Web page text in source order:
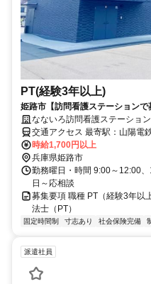
PT(経験3年以上)
姫路市【訪問看護ステーション
調、業務拡大／男女OK☆
なないろ訪問看護ステーション
交通アクセス 最寄駅：山陽電
時給1,700円以上
兵庫県姫路市
勤務曜日・時間 9:00～12:00
日～応相談
募集要項 職種 PT（経験3年以
法士（PT）
固定時間制 寸志あり 社会保険完備
派遣社員